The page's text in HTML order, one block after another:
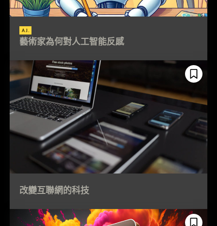
A.I.
藝術家為何對人工智能反感
改變互聯網的科技